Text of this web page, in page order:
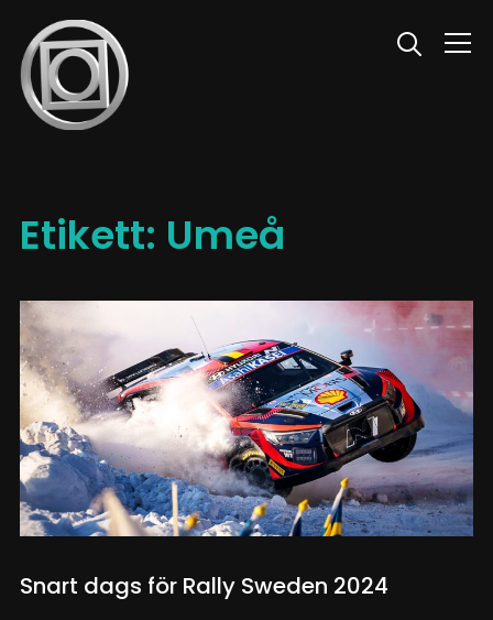
Info
Etikett: Umeå
Snart dags för Rally Sweden 2024